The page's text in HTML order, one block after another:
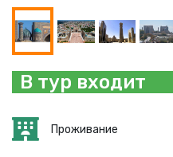
В тур входит
Проживание